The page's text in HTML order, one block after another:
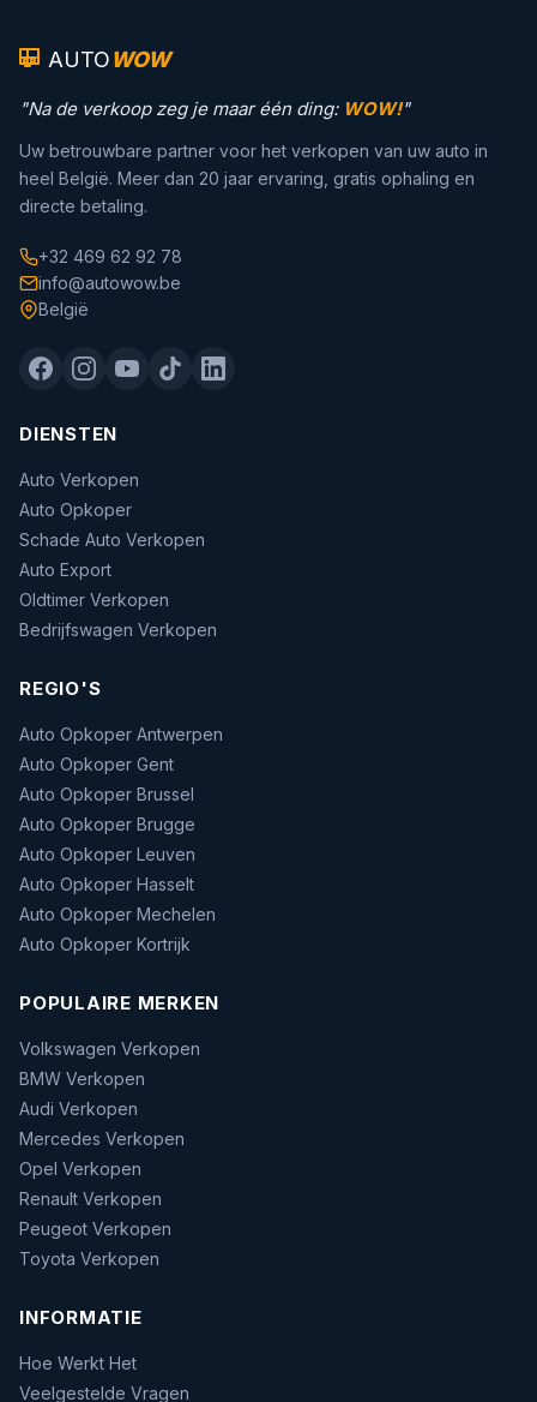
AUTOWOW
"Na de verkoop zeg je maar één ding: WOW!"
Uw betrouwbare partner voor het verkopen van uw auto in
heel België. Meer dan 20 jaar ervaring, gratis ophaling en
directe betaling.
+32 469 62 92 78
info@autowow.be
België
DIENSTEN
Auto Verkopen
Auto Opkoper
Schade Auto Verkopen
Auto Export
Oldtimer Verkopen
Bedrijfswagen Verkopen
REGIO'S
Auto Opkoper Antwerpen
Auto Opkoper Gent
Auto Opkoper Brussel
Auto Opkoper Brugge
Auto Opkoper Leuven
Auto Opkoper Hasselt
Auto Opkoper Mechelen
Auto Opkoper Kortrijk
POPULAIRE MERKEN
Volkswagen Verkopen
BMW Verkopen
Audi Verkopen
Mercedes Verkopen
Opel Verkopen
Renault Verkopen
Peugeot Verkopen
Toyota Verkopen
INFORMATIE
Hoe Werkt Het
Veelgestelde Vragen